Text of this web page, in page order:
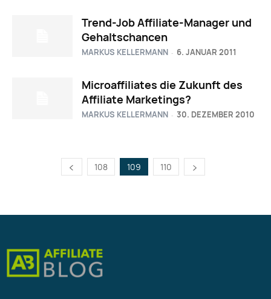
Trend-Job Affiliate-Manager und
Gehaltschancen
MARKUS KELLERMANN - 6. JANUAR 2011
Microaffiliates die Zukunft des
Affiliate Marketings?
MARKUS KELLERMANN - 30. DEZEMBER 2010
108 109 110